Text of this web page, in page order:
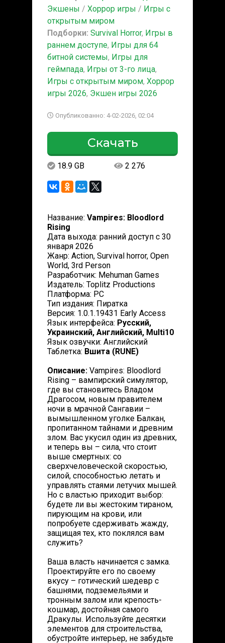
Экшены / Хоррор игры / Игры с
открытым миром
Подборки: Survival Horror, Игры в
раннем доступе, Игры для 64
битной системы, Игры для
геймпада, Игры от 3-го лица,
Игры с открытым миром, Хоррор
игры 2026, Экшен игры 2026
Опубликованно: 4-02-2026, 02:04
Скачать
18.9 GB 2 276
Название: Vampires: Bloodlord
Rising
Дата выхода: ранний доступ с 30
января 2026
Жанр: Action, Survival horror, Open
World, 3rd Person
Разработчик: Mehuman Games
Издатель: Toplitz Productions
Платформа: PC
Тип издания: Пиратка
Версия: 1.0.1.19431 Early Access
Язык интерфейса: Русский,
Украинский, Английский, Multi10
Язык озвучки: Английский
Таблетка: Вшита (RUNE)
Описание: Vampires: Bloodlord
Rising – вампирский симулятор,
где вы становитесь Владом
Драгосом, новым правителем
ночи в мрачной Сангавии –
вымышленном уголке Балкан,
пропитанном тайнами и древним
злом. Вас укусил один из древних,
и теперь вы – сила, что стоит
выше смертных: со
сверхчеловеческой скоростью,
силой, способностью летать и
управлять стаями летучих мышей.
Но с властью приходит выбор:
будете ли вы жестоким тираном,
пирующим на крови, или
попробуете сдерживать жажду,
защищая тех, кто поклялся вам
служить?
Ваша власть начинается с замка.
Проектируйте его по своему
вкусу – готический шедевр с
башнями, подземельями и
тронным залом или крепость-
кошмар, достойная самого
Дракулы. Используйте десятки
элементов для строительства,
обустройте интерьер, не забудьте